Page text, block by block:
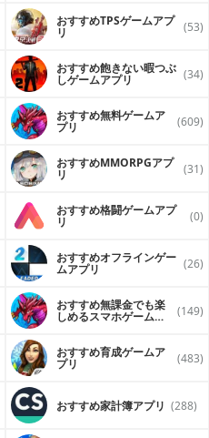
おすすめTPSゲームアプ
リ (53)
おすすめ飽きない暇つぶ
しゲームアプリ (34)
おすすめ無料ゲームア
プリ (609)
おすすめ MMORPGアプ
リ (31)
おすすめ格闘ゲームアプ
リ (0)
おすすめオフラインゲー
ムアプリ (26)
おすすめ無課金でも楽
しめるスマホゲームア (149)
おすすめ育成ゲームア
プリ (483)
おすすめ家計簿アプリ (288)